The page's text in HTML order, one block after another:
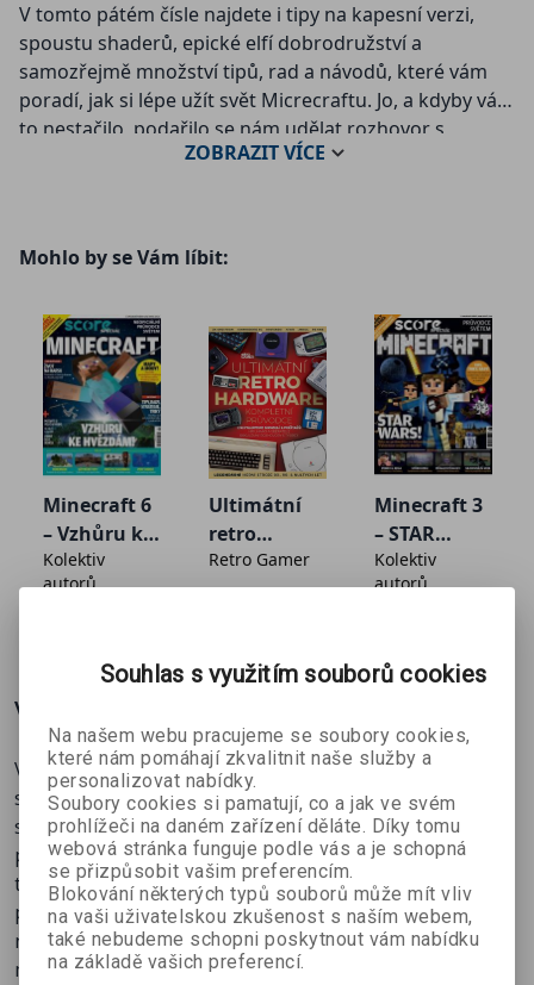
V tomto pátém čísle najdete i tipy na kapesní verzi,
spoustu shaderů, epické elfí dobrodružství a
samozřejmě množství tipů, rad a návodů, které vám
poradí, jak si lépe užít svět Micrecraftu. Jo, a kdyby vám
to nestačilo, podařilo se nám udělat rozhovor s
producentem Minecraftu Rogerem Carpenterem. Ten
Speciální vydání magazínu SCORE věnované výhradně
najdete kompletního průvodce světem Minecraftu se
stovkami rad, tipů a triků pro začátečníky i pokročilé,
dále zajímavé rozhovory, témata a nezbytné
zpravodajství. To vše od zkušených autorů SCORE i
specialistů na Minecraft. U časopisu je přiložen i velký
dvoustranný plakát a samolepky.
Z obsahu:
Ledový palác. Postavte zamrzlé sídlo krále.
• Užitečné tipy. Abyste měli zlaté ručičky.
ZOBRAZITVÍCE
Mohlo by se Vám líbit:
Minecraft 6
– Vzhůru ke
hvězdám!
Kolektiv
autorů
Ultimátní
retro
hardware -
kompletní
Retro Gamer
Minecraft 3
– STAR
WARS!
Kolektiv
autorů
Více o knize
V tomto pátém čísle najdete i tipy na kapesní verzi,
spoustu shaderů, epické elfí dobrodružství a
samozřejmě množství tipů, rad a návodů, které vám
poradí, jak si lépe užít svět Micrecraftu. Jo, a kdyby vám
to nestačilo, podařilo se nám udělat rozhovor s
producentem Minecraftu Rogerem Carpenterem. Ten
nám prozradil, co se děje kolem Minecraftu v posledních
měsících.
Souhlas s využitím souborů cookies
Na našem webu pracujeme se soubory cookies,
které nám pomáhají zkvalitnit naše služby a
personalizovat nabídky.
Soubory cookies si pamatují, co a jak ve svém
prohlížeči na daném zařízení děláte. Díky tomu
webová stránka funguje podle vás a je schopná
se přizpůsobit vašim preferencím.
Blokování některých typů souborů může mít vliv
na vaši uživatelskou zkušenost s naším webem,
také nebudeme schopni poskytnout vám nabídku
na základě vašich preferencí.